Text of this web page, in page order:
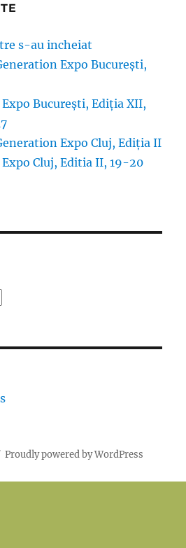
s-au incheiat
Expo București,
București, Ediția XII,
Expo Cluj, Ediția II
Cluj, Editia II, 19-20
Proudly powered by WordPress